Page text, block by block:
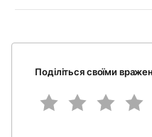
Поділіться своїми